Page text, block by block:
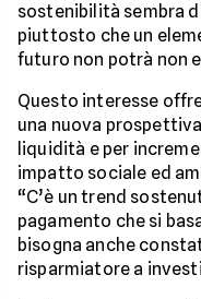
sostenibilità sembra
piuttosto che un
futuro non potrà non
Questo interesse
una nuova
liquidità e per
impatto sociale ed
“C’è un trend
pagamento che si
bisogna anche
risparmiatore a